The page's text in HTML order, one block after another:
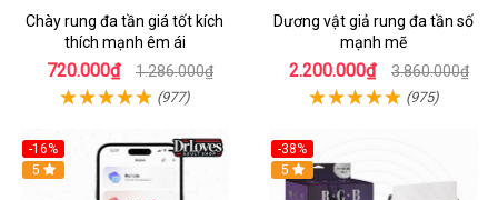
Chày rung đa tần giá tốt kích
thích mạnh êm ái
720.000₫ 1.286.000₫
(977)
Dương vật giả rung đa tần số
mạnh mẽ
2.200.000₫ 3.860.000₫
(975)
-16%
Hot
5
-38%
Hot
5